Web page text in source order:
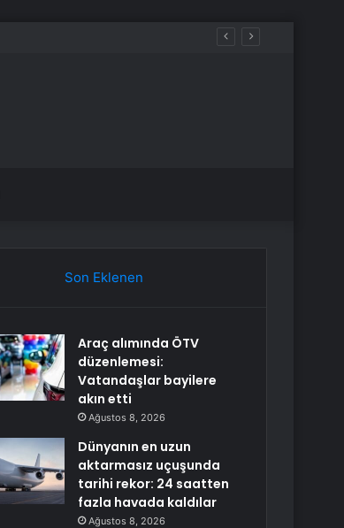
Son Eklenen
Araç alımında ÖTV
düzenlemesi:
Vatandaşlar bayilere
akın etti
Ağustos 8, 2026
Dünyanın en uzun
aktarmasız uçuşunda
tarihi rekor: 24 saatten
fazla havada kaldılar
Ağustos 8, 2026